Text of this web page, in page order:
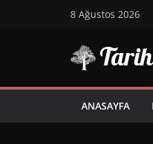
8 Ağustos 2026
ANASAYFA